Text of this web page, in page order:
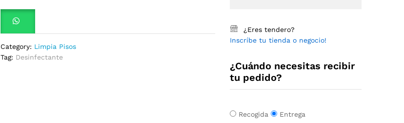
Category: Limpia Pisos
Tag: Desinfectante
¿Eres tendero?
Inscríbe tu tienda o negocio!
¿Cuándo necesitas recibir
tu pedido?
Recogida Entrega